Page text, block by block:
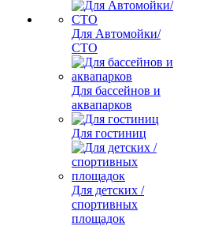
Для Автомойки/
СТО
Для бассейнов и
аквапарков
Для гостиниц
Для детских /
спортивных
площадок